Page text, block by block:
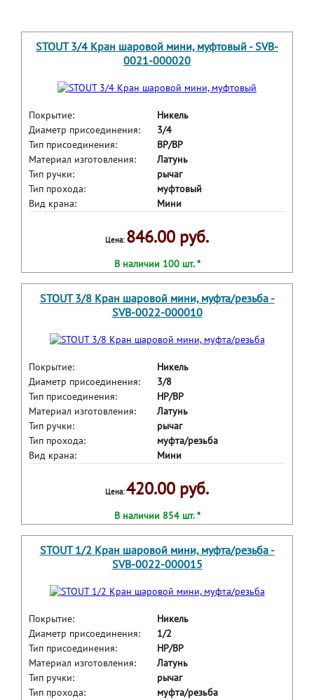
STOUT 3/4 Кран шаровой мини, муфтовый - SVB-
0021-000020
Покрытие:
Никель
Диаметр присоединения:
3/4
Тип присоединения:
ВР/BP
Материал изготовления:
Латунь
Тип ручки:
рычаг
Тип прохода:
муфтовый
Вид крана:
Мини
Цена: 846.00 руб.
В наличии 100 шт. *
STOUT 3/8 Кран шаровой мини, муфта/резьба -
SVB-0022-000010
Покрытие:
Никель
Диаметр присоединения:
3/8
Тип присоединения:
HP/BP
Материал изготовления:
Латунь
Тип ручки:
рычаг
Тип прохода:
муфта/резьба
Вид крана:
Мини
Цена:420.00 руб.
В наличии 854 шт. *
STOUT 1/2 Кран шаровой мини, муфта/резьба -
SVB-0022-000015
Покрытие:
Никель
Диаметр присоединения:
1/2
Тип присоединения:
HP/BP
Материал изготовления:
Латунь
Тип ручки:
рычаг
Тип прохода:
муфта/резьба